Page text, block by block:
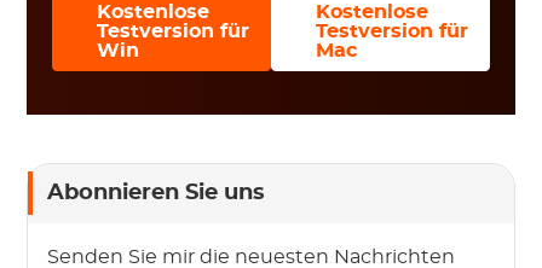
Kostenlose
Testversion für
Win
Kostenlose
Testversion für
Mac
Abonnieren Sie uns
Senden Sie mir die neuesten Nachrichten